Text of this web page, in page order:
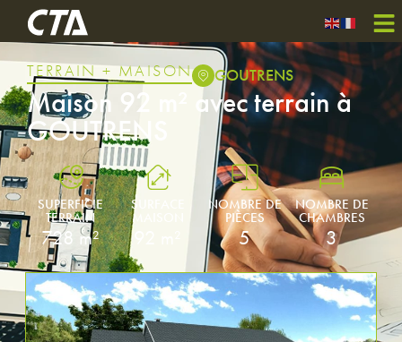
TERRAIN + MAISON GOUTRENS
Maison 92 m² avec terrain à
GOUTRENS
SUPERFICIE
TERRAIN
728 m²
SURFACE
MAISON
NOMBRE DE
PIÈCES
5
NOMBRE DE
CHAMBRES
3